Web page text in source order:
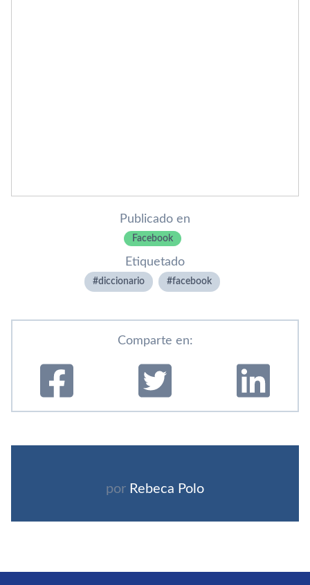
Publicado en
Facebook
Etiquetado
diccionario facebook
Comparte en:
por Rebeca Polo